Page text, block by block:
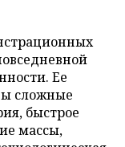
Ее
сложные
быстрое
массы,